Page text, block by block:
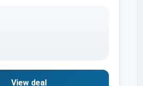
View deal